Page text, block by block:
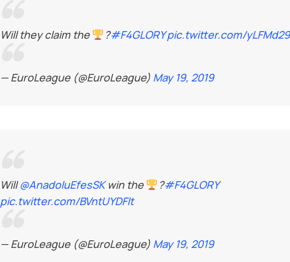
Will they claim the ?#F4GLORYpic.twitter.com/
— EuroLeague (@EuroLeague) May 19, 2019
Will@AnadoluEfesSKwin the ?#F4GLORY
pic.twitter.com/BVntUYDFlt
— EuroLeague (@EuroLeague) May 19, 2019